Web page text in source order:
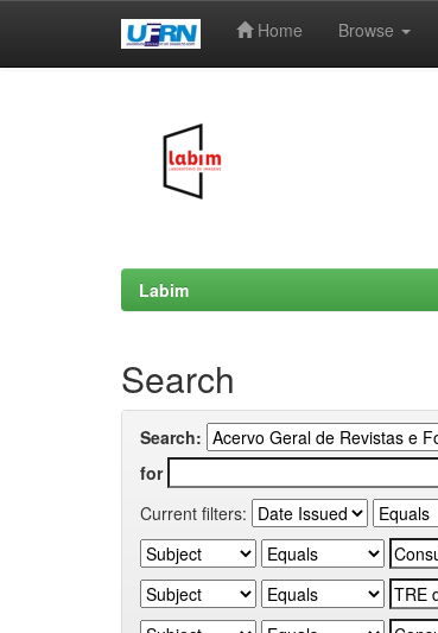
Home Browse
Labim
Search
Search:
for
Current filters: